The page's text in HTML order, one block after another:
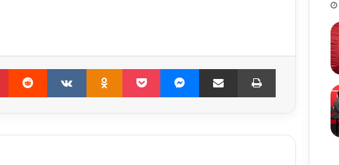
Pinterest Reddit VKontakte Odnoklassniki Pocket Messenger Compartir por correo electrónico